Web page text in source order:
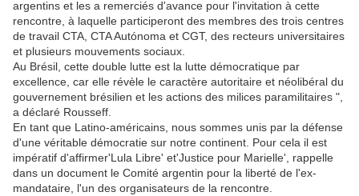
argentins et les a remerciés d'avance pour l'invitation à cette
rencontre, à laquelle participeront des membres des trois centres
de travail CTA, CTA Autónoma et CGT, des recteurs universitaires
et plusieurs mouvements sociaux.
Au Brésil, cette double lutte est la lutte démocratique par
excellence, car elle révèle le caractère autoritaire et néolibéral du
gouvernement brésilien et les actions des milices paramilitaires ",
a déclaré Rousseff.
En tant que Latino-américains, nous sommes unis par la défense
d'une véritable démocratie sur notre continent. Pour cela il est
impératif d'affirmer'Lula Libre' et'Justice pour Marielle', rappelle
dans un document le Comité argentin pour la liberté de l'ex-
mandataire, l'un des organisateurs de la rencontre.